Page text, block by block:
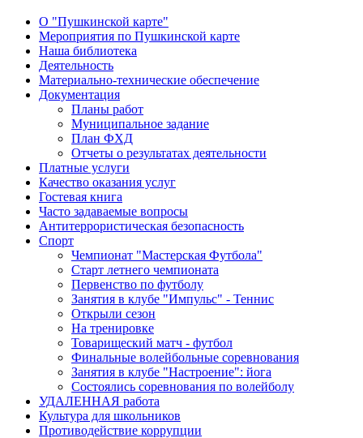
О "Пушкинской карте"
Мероприятия по Пушкинской карте
Наша библиотека
Деятельность
Материально-технические обеспечение
Документация
Планы работ
Муниципальное задание
План ФХД
Отчеты о результатах деятельности
Платные услуги
Качество оказания услуг
Гостевая книга
Часто задаваемые вопросы
Антитеррористическая безопасность
Спорт
Чемпионат "Мастерская Футбола"
Старт летнего чемпионата
Первенство по футболу
Занятия в клубе "Импульс" - Теннис
Открыли сезон
На тренировке
Товарищеский матч - футбол
Финальные волейбольные соревнования
Занятия в клубе "Настроение": йога
Состоялись соревнования по волейболу
УДАЛЕННАЯ работа
Культура для школьников
Противодействие коррупции